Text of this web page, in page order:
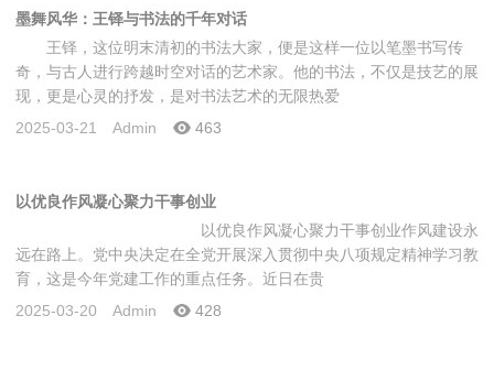
墨舞风华：王铎与书法的千年对话
王铎，这位明末清初的书法大家，便是这样一位以笔墨书写传
奇，与古人进行跨越时空对话的艺术家。他的书法，不仅是技艺的展
现，更是心灵的抒发，是对书法艺术的无限热爱
2025-03-21
Admin 463
以优良作风凝心聚力干事创业
以优良作风凝心聚力干事创业作风建设永
远在路上。党中央决定在全党开展深入贯彻中央八项规定精神学习教
育，这是今年党建工作的重点任务。近日在贵
2025-03-20
Admin 428